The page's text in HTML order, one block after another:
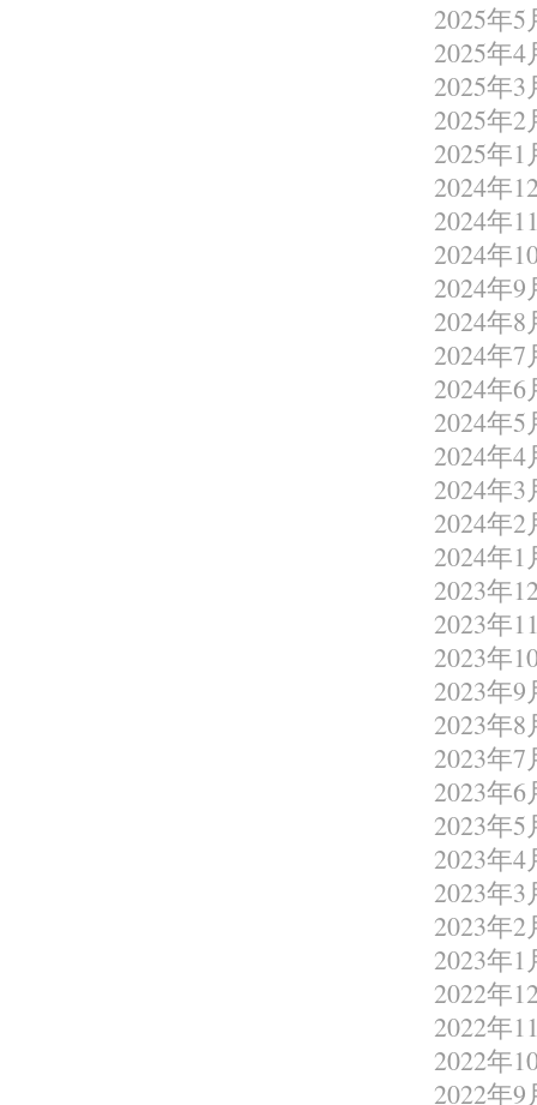
2025年5
2025年4
2025年3
2025年2
2025年1
2024年
2024年
2024年
2024年9
2024年8
2024年7
2024年6
2024年5
2024年4
2024年3
2024年2
2024年1
2023年
2023年
2023年
2023年9
2023年8
2023年7
2023年6
2023年5
2023年4
2023年3
2023年2
2023年1
2022年
2022年
2022年
2022年9